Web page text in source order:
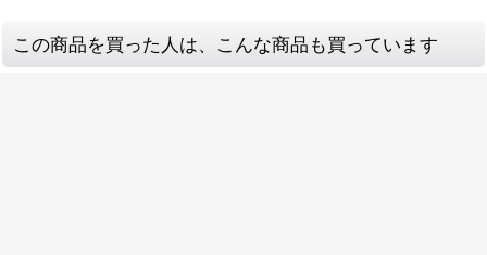
この商品を買った人は、こんな商品も買っています